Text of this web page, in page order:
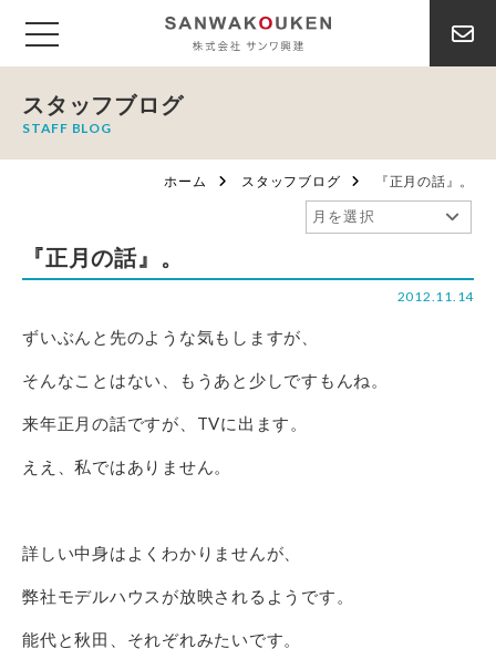
スタッフブログ
STAFF BLOG
ホーム スタッフブログ 『正月の話』。
『正月の話』。
2012.11.14
ずいぶんと先のような気もしますが、
そんなことはない、もうあと少しですもんね。
来年正月の話ですが、TVに出ます。
ええ、私ではありません。
詳しい中身はよくわかりませんが、
弊社モデルハウスが放映されるようです。
能代と秋田、それぞれみたいです。